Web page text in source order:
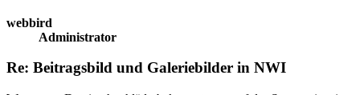
webbird
Administrator
Re: Beitragsbild und Galeriebilder in NWI